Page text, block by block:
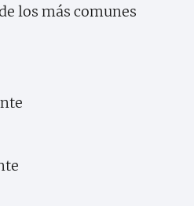
los más comunes